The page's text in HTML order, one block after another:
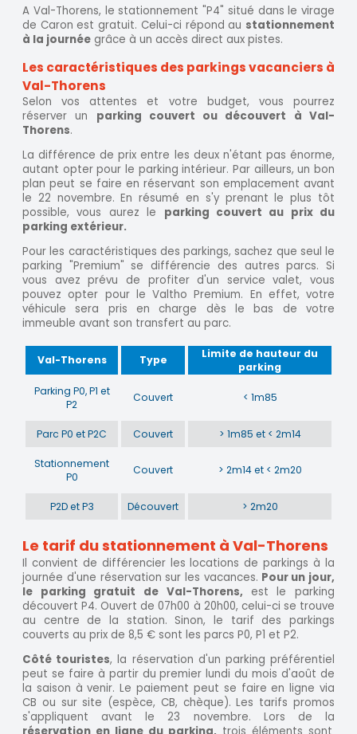
A Val-Thorens, le stationnement "P4" situé dans le virage
de Caron est gratuit. Celui-ci répond au stationnement
à la journée grâce à un accès direct aux pistes.
Les caractéristiques des parkings vacanciers à
Val-Thorens
Selon vos attentes et votre budget, vous pourrez
réserver un parking couvert ou découvert à Val-
Thorens.
La différence de prix entre les deux n'étant pas énorme,
autant opter pour le parking intérieur. Par ailleurs, un bon
plan peut se faire en réservant son emplacement avant
le 22 novembre. En résumé en s'y prenant le plus tôt
possible, vous aurez le parking couvert au prix du
parking extérieur.
Pour les caractéristiques des parkings, sachez que seul le
parking "Premium" se différencie des autres parcs. Si
vous avez prévu de profiter d'un service valet, vous
pouvez opter pour le Valtho Premium. En effet, votre
véhicule sera pris en charge dès le bas de votre
immeuble avant son transfert au parc.
Val-Thorens Type
Limite de hauteur du
parking
Parking P0, P1 et
P2
Couvert < 1m85
Parc P0 et P2C Couvert > 1m85 et < 2m14
Stationnement
P0
Couvert > 2m14 et < 2m20
P2D et P3 Découvert > 2m20
Le tarif du stationnement à Val-Thorens
Il convient de différencier les locations de parkings à la
journée d'une réservation sur les vacances. Pour un jour,
le parking gratuit de Val-Thorens, est le parking
découvert P4. Ouvert de 07h00 à 20h00, celui-ci se trouve
au centre de la station. Sinon, le tarif des parkings
couverts au prix de 8,5 € sont les parcs P0, P1 et P2.
Côté touristes, la réservation d'un parking préférentiel
peut se faire à partir du premier lundi du mois d'août de
la saison à venir. Le paiement peut se faire en ligne via
CB ou sur site (espèce, CB, chèque). Les tarifs promos
s'appliquent avant le 23 novembre. Lors de la